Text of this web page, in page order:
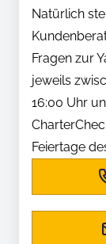
Natürlich
Fragen zur
jeweils
16:00 Uhr
Feiertage